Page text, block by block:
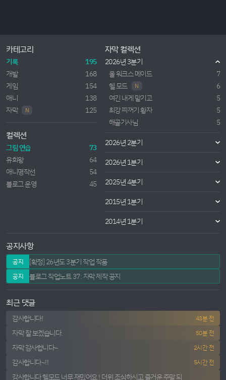
카테고리
기록
195
개발
168
게임
154
애니
138
자막
N 125
컬렉션
그림 연습
73
유희왕
64
애니명작선
54
블로그 운영
45
자막 컬렉션
2026년 3분기
올 워크스 메이드
7
헬 모드
N
6
여긴 내게 맡기고
5
최강 찌꺼기 황자
5
해골기사님
5
2026년 2분기
2026년 1분기
2025년 4분기
2015년 1분기
2014년 1분기
공지사항
공지 [확정] 26년도 3분기 작업 작품
공지 블로그 작업노트 37: 자막 제작 공지
최근 댓글
감사합니다! 43분 전
자막 잘 보겠습니다. 50분 전
자막 감사합니다~ 2시간 전
감사합니다~!! 5시간 전
감사합니다 헬모드 너무 재밌어요 ! 더위 조심하시고 즐거운 주말 되